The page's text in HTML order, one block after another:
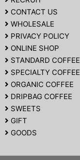
CONTACT US
WHOLESALE
PRIVACY POLICY
ONLINE SHOP
STANDARD COFFEE
SPECIALTY COFFEE
ORGANIC COFFEE
DRIPBAG COFFEE
SWEETS
GIFT
GOODS